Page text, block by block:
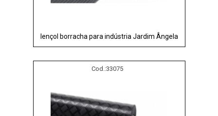
lençol borracha para indústria Jardim Ângela
Cod.:33075